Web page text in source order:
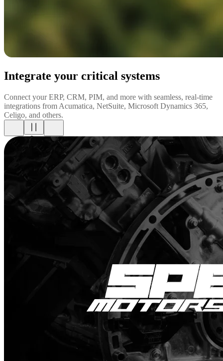
Integrate your critical systems
Connect your ERP, CRM, PIM, and more with seamless, real-time
integrations from Acumatica, NetSuite, Microsoft Dynamics 365,
Celigo, and others.